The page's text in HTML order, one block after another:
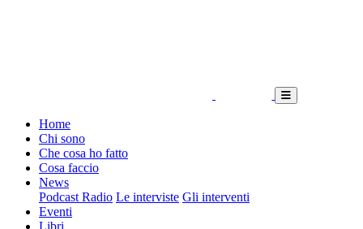
Home
Chi sono
Che cosa ho fatto
Cosa faccio
News
Podcast Radio Le interviste Gli interventi
Eventi
Libri